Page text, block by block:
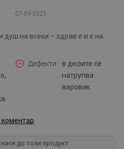
07-09-2021
на всеки – здрав е и е на
Дефекти
в дюзите се
натрупва
варовик.
до този продукт